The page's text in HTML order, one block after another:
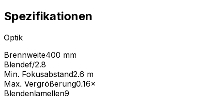
Spezifikationen
Optik
Brennweite400 mm
Blendef/2.8
Min. Fokusabstand2.6 m
Max. Vergrößerung0.16×
Blendenlamellen9